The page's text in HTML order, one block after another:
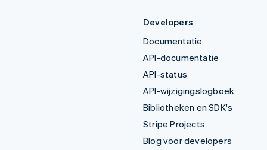
Developers
Documentatie
API-documentatie
API-status
API-wijzigingslogboek
Bibliotheken en SDK's
Stripe Projects
Blog voor developers